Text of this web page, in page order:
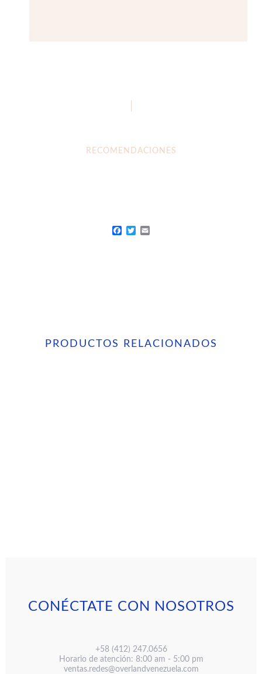
RECOMENDACIONES
PRODUCTOS RELACIONADOS
CONÉCTATE CON NOSOTROS
+58 (412) 247.0656
Horario de atención: 8:00 am - 5:00 pm
ventas.redes@overlandvenezuela.com